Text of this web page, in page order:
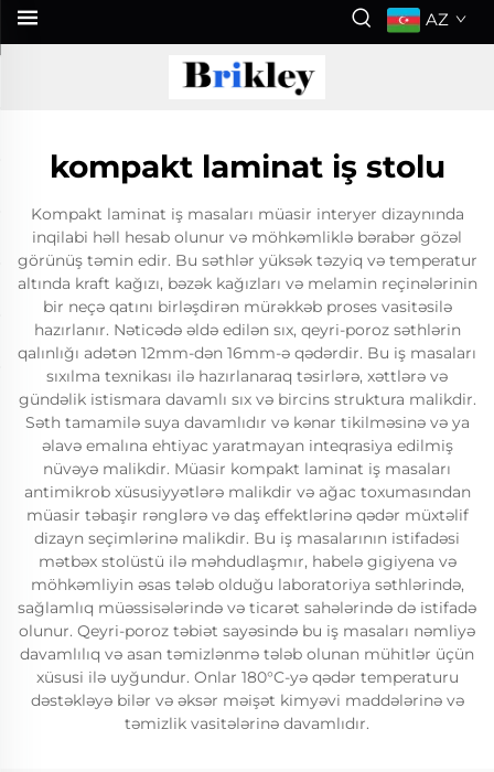
AZ
kompakt laminat iş stolu
Kompakt laminat iş masaları müasir interyer dizaynında
inqilabi həll hesab olunur və möhkəmliklə bərabər gözəl
görünüş təmin edir. Bu səthlər yüksək təzyiq və temperatur
altında kraft kağızı, bəzək kağızları və melamin reçinələrinin
bir neçə qatını birləşdirən mürəkkəb proses vasitəsilə
hazırlanır. Nəticədə əldə edilən sıx, qeyri-poroz səthlərin
qalınlığı adətən 12mm-dən 16mm-ə qədərdir. Bu iş masaları
sıxılma texnikası ilə hazırlanaraq təsirlərə, xəttlərə və
gündəlik istismara davamlı sıx və bircins struktura malikdir.
Səth tamamilə suya davamlıdır və kənar tikilməsinə və ya
əlavə emalına ehtiyac yaratmayan inteqrasiya edilmiş
nüvəyə malikdir. Müasir kompakt laminat iş masaları
antimikrob xüsusiyyətlərə malikdir və ağac toxumasından
müasir təbaşir rənglərə və daş effektlərinə qədər müxtəlif
dizayn seçimlərinə malikdir. Bu iş masalarının istifadəsi
mətbəx stolüstü ilə məhdudlaşmır, habelə gigiyena və
möhkəmliyin əsas tələb olduğu laboratoriya səthlərində,
sağlamlıq müəssisələrində və ticarət sahələrində də istifadə
olunur. Qeyri-poroz təbiət sayəsində bu iş masaları nəmliyə
davamlılıq və asan təmizlənmə tələb olunan mühitlər üçün
xüsusi ilə uyğundur. Onlar 180°C-yə qədər temperaturu
dəstəkləyə bilər və əksər məişət kimyəvi maddələrinə və
təmizlik vasitələrinə davamlıdır.